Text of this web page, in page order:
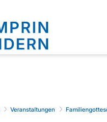
Veranstaltungen